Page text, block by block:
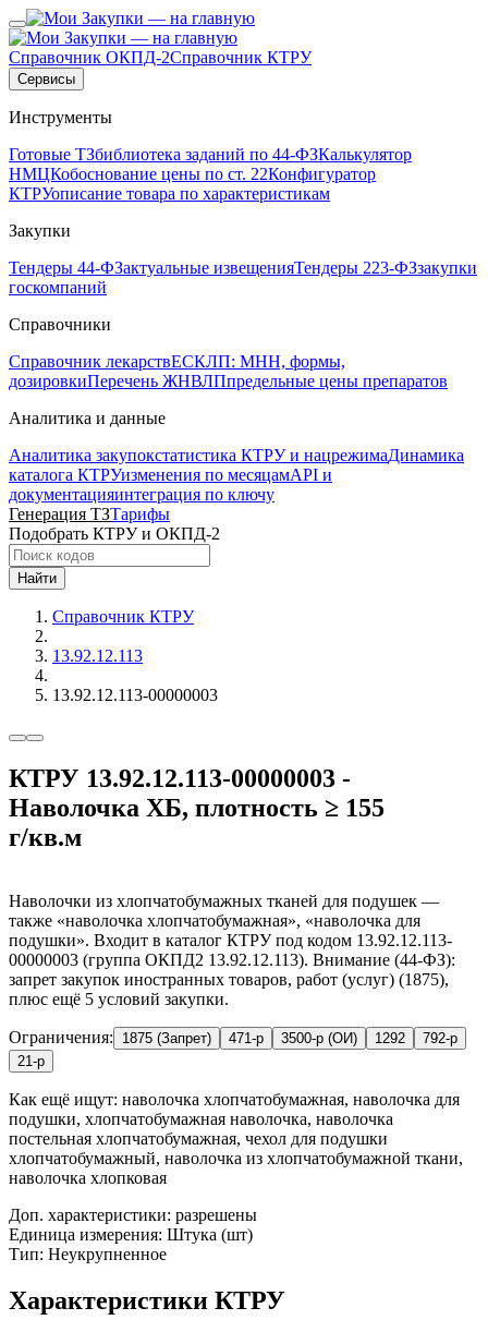
Справочник ОКПД-2Справочник КТРУ
Сервисы
Инструменты
Готовые ТЗбиблиотека заданий по 44-ФЗКалькулятор
НМЦКобоснование цены по ст. 22Конфигуратор
КТРУописание товара по характеристикам
Закупки
Тендеры 44-ФЗактуальные извещенияТендеры 223-ФЗзакупки
госкомпаний
Справочники
Справочник лекарствЕСКЛП: МНН, формы,
дозировкиПеречень ЖНВЛПпредельные цены препаратов
Аналитика и данные
Аналитика закупокстатистика КТРУ и нацрежимаДинамика
каталога КТРУизменения по месяцамAPI и
документацияинтеграция по ключу
Генерация ТЗТарифы
Подобрать КТРУ и ОКПД-2
Найти
Справочник КТРУ
13.92.12.113
13.92.12.113-00000003
КТРУ 13.92.12.113-00000003 -
Наволочка ХБ, плотность ≥ 155
г/кв.м
Наволочки из хлопчатобумажных тканей для подушек —
также «наволочка хлопчатобумажная», «наволочка для
подушки». Входит в каталог КТРУ под кодом 13.92.12.113-
00000003 (группа ОКПД2 13.92.12.113). Внимание (44-ФЗ):
запрет закупок иностранных товаров, работ (услуг) (1875),
плюс ещё 5 условий закупки.
Ограничения: 1875 (Запрет) 471-р 3500-р (ОИ) 1292
792-р
21-р
Как ещё ищут: наволочка хлопчатобумажная, наволочка для
подушки, хлопчатобумажная наволочка, наволочка
постельная хлопчатобумажная, чехол для подушки
хлопчатобумажный, наволочка из хлопчатобумажной ткани,
наволочка хлопковая
Доп. характеристики: разрешены
Единица измерения: Штука (шт)
Тип: Неукрупненное
Характеристики КТРУ